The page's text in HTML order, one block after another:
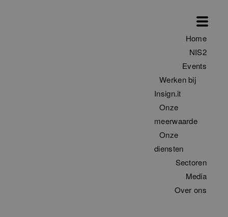
Home
NIS2
Events
Werken bij
Insign.it
Onze
meerwaarde
Onze
diensten
Sectoren
Media
Over ons